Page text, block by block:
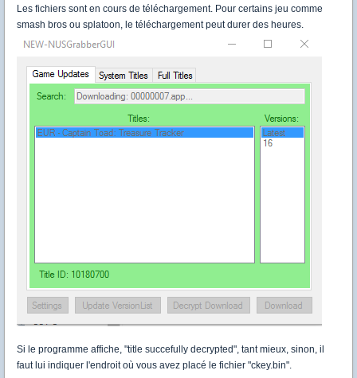
Les fichiers sont en cours de téléchargement. Pour certains jeu comme
smash bros ou splatoon, le téléchargement peut durer des heures.
Si le programme affiche, "title succefully decrypted", tant mieux, sinon, il
faut lui indiquer l'endroit où vous avez placé le fichier "ckey.bin".